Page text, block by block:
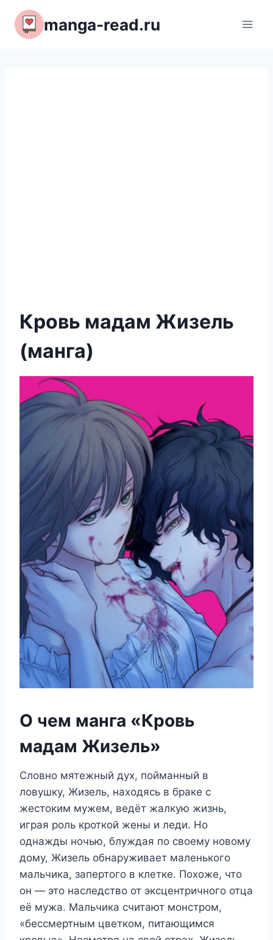
Перейти
содержимому
manga-read.ru
Кровь мадам Жизель
(манга)
О чем манга «Кровь
мадам Жизель»
Словно мятежный дух, пойманный в
ловушку, Жизель, находясь в браке с
жестоким мужем, ведёт жалкую жизнь,
играя роль кроткой жены и леди. Но
однажды ночью, блуждая по своему новому
дому, Жизель обнаруживает маленького
мальчика, запертого в клетке. Похоже, что
он — это наследство от эксцентричного отца
её мужа. Мальчика считают монстром,
«бессмертным цветком, питающимся